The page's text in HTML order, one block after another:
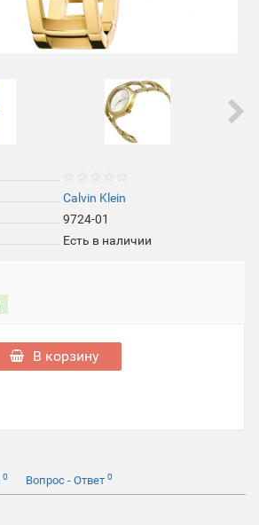
Calvin Klein
9724-01
Есть в наличии
В корзину
0 Вопрос - Ответ 0